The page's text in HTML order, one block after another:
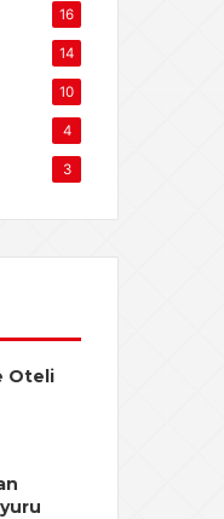
16
14
10
4
3
Oteli